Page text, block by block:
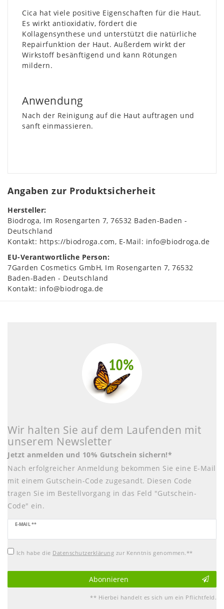
Cica hat viele positive Eigenschaften für die Haut.
Es wirkt antioxidativ, fördert die
Kollagensynthese und unterstützt die natürliche
Repairfunktion der Haut. Außerdem wirkt der
Wirkstoff besänftigend und kann Rötungen
mildern.
Anwendung
Nach der Reinigung auf die Haut auftragen und
sanft einmassieren.
Angaben zur Produktsicherheit
Hersteller:
Biodroga Im Rosengarten 7 76532 Baden-Baden
Deutschland
Kontakt: https://biodroga.com E-Mail: info@biodroga.de
EU-Verantwortliche Person:
7Garden Cosmetics GmbH Im Rosengarten 7 76532
Baden-Baden
Deutschland
Kontakt: info@biodroga.de
Wir halten Sie auf dem Laufenden mit
unserem Newsletter
Jetzt anmelden und 10% Gutschein sichern!*
Nach erfolgreicher Anmeldung bekommen Sie eine E-Mail
mit einem Gutschein-Code zugesandt. Diesen Code
tragen Sie im Bestellvorgang in das Feld "Gutschein-
Code" ein.
E-MAIL **
Newsletter
Honig
Ich habe die Daten­schutz­erklärung zur Kenntnis genommen.**
Abonnieren
** Hierbei handelt es sich um ein Pflichtfeld.